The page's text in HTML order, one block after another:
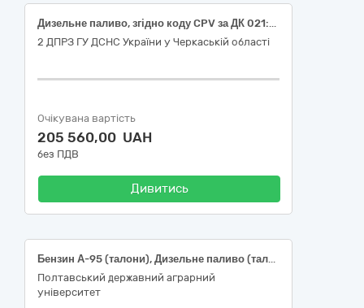
Дизельне паливо, згідно коду CPV за ДК 021:2015 код - 09130000-9 Нафта і дистиляти
2 ДПРЗ ГУ ДСНС України у Черкаській області
Очікувана вартість
205 560,00 UAH
без ПДВ
Дивитись
Бензин А-95 (талони), Дизельне паливо (талони).Код ДК 021:2015 – 09130000-9 - Нафта і дистиляти
Полтавський державний аграрний
університет